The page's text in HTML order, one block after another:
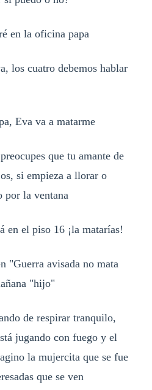
en la oficina papa
los cuatro debemos hablar
Eva va a matarme
que tu amante de
si empieza a llorar o
por la ventana
en el piso 16 ¡la matarías!
avisada no mata
"hijo"
de respirar tranquilo,
jugando con fuego y el
la mujercita que se fue
que se ven